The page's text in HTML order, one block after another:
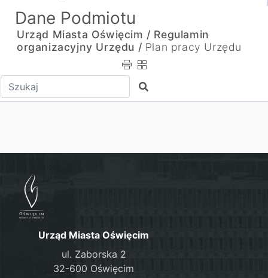
Dane Podmiotu
Urząd Miasta Oświęcim / Regulamin
organizacyjny Urzędu / Plan pracy Urzędu
Wpisz tekst do wyszukania Szukaj
Urząd Miasta Oświęcim
ul. Zaborska 2
32-600 Oświęcim